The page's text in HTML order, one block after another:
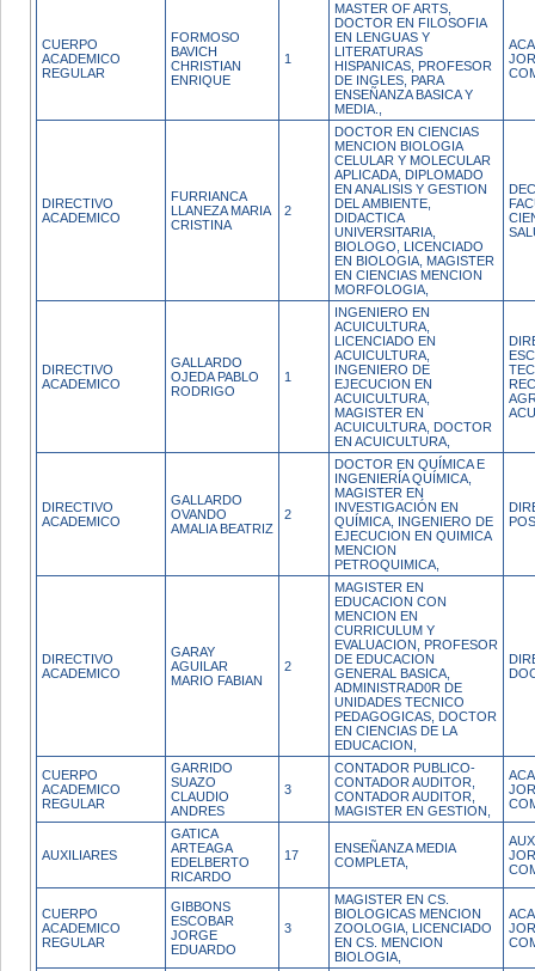
CUERPO
ACADEMICO
REGULAR
FORMOSO
BAVICH
CHRISTIAN
ENRIQUE
1
MASTER OF ARTS,
DOCTOR EN FILOSOFIA
EN LENGUAS Y
LITERATURAS
HISPANICAS, PROFESOR
DE INGLES, PARA
ENSEÑANZA BASICA Y
MEDIA.,
DIRECTIVO
ACADEMICO
FURRIANCA
LLANEZA MARIA
CRISTINA
2
DOCTOR EN CIENCIAS
MENCION BIOLOGIA
CELULAR Y MOLECULAR
APLICADA, DIPLOMADO
EN ANALISIS Y GESTION
DEL AMBIENTE,
DIDACTICA
UNIVERSITARIA,
BIOLOGO, LICENCIADO
EN BIOLOGIA, MAGISTER
EN CIENCIAS MENCION
MORFOLOGIA,
DIRECTIVO
ACADEMICO
GALLARDO
OJEDA PABLO
RODRIGO
1
INGENIERO EN
ACUICULTURA,
LICENCIADO EN
ACUICULTURA,
INGENIERO DE
EJECUCION EN
ACUICULTURA,
MAGISTER EN
ACUICULTURA, DOCTOR
EN ACUICULTURA,
DIRECTIVO
ACADEMICO
GALLARDO
OVANDO
AMALIA BEATRIZ
2
DOCTOR EN QUÍMICA E
INGENIERÍA QUÍMICA,
MAGISTER EN
INVESTIGACIÓN EN
QUÍMICA, INGENIERO DE
EJECUCION EN QUIMICA
MENCION
PETROQUIMICA,
DIRECTIVO
ACADEMICO
GARAY
AGUILAR
MARIO FABIAN
2
MAGISTER EN
EDUCACION CON
MENCION EN
CURRICULUM Y
EVALUACION, PROFESOR
DE EDUCACION
GENERAL BASICA,
ADMINISTRAD0R DE
UNIDADES TECNICO
PEDAGOGICAS, DOCTOR
EN CIENCIAS DE LA
EDUCACION,
CUERPO
ACADEMICO
REGULAR
GARRIDO
SUAZO
CLAUDIO
ANDRES
3
CONTADOR PUBLICO-
CONTADOR AUDITOR,
CONTADOR AUDITOR,
MAGISTER EN GESTION,
AUXILIARES
GATICA
ARTEAGA
EDELBERTO
RICARDO
17
ENSEÑANZA MEDIA
COMPLETA,
CUERPO
ACADEMICO
REGULAR
GIBBONS
ESCOBAR
JORGE
EDUARDO
3
MAGISTER EN CS.
BIOLOGICAS MENCION
ZOOLOGIA, LICENCIADO
EN CS. MENCION
BIOLOGIA,